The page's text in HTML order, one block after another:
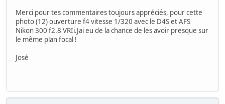
Merci pour tes commentaires toujours appréciés, pour cette
photo (12) ouverture f4 vitesse 1/320 avec le D4S et AFS
Nikon 300 f2.8 VRIi.Jai eu de la chance de les avoir presque sur
le même plan focal !
José